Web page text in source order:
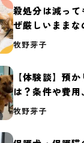
殺処分は減っ
ぜ厳しいままな
体の実態調査【
牧野芽子
【体験談】預
は？条件や費
介
牧野芽子